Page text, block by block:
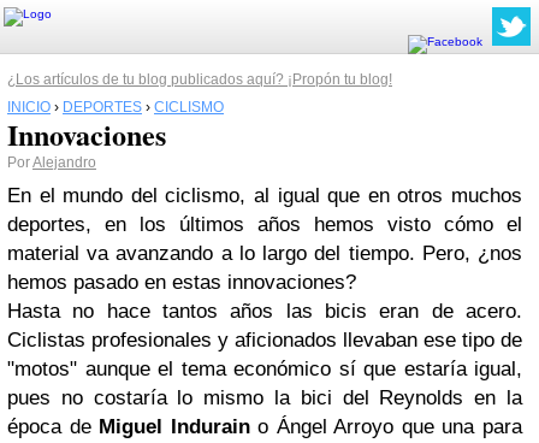
¿Los artículos de tu blog publicados aquí? ¡Propón tu blog!
INICIO › DEPORTES › CICLISMO
Innovaciones
PorAlejandro
En el mundo del ciclismo, al igual que en otros muchos
deportes, en los últimos años hemos visto cómo el
material va avanzando a lo largo del tiempo. Pero, ¿nos
hemos pasado en estas innovaciones?
Hasta no hace tantos años las bicis eran de acero.
Ciclistas profesionales y aficionados llevaban ese tipo de
"motos" aunque el tema económico sí que estaría igual,
pues no costaría lo mismo la bici del Reynolds en la
época de Miguel Induraino Ángel Arroyo que una para